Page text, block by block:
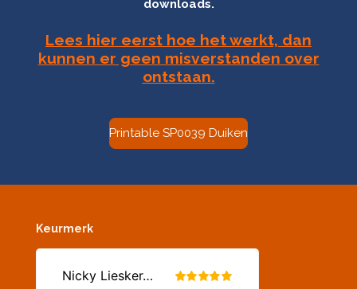
downloads.
Lees hier eerst hoe het werkt, dan
kunnen er geen misverstanden over
ontstaan.
Printable SP0039 Duiken
Keurmerk